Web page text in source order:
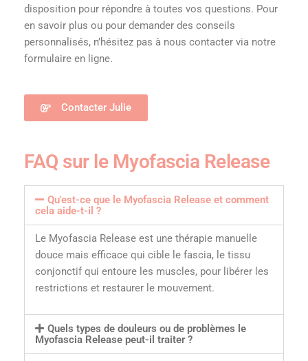
disposition pour répondre à toutes vos questions. Pour
en savoir plus ou pour demander des conseils
personnalisés, n’hésitez pas à nous contacter via notre
formulaire en ligne.
Contacter Julie
FAQ sur le Myofascia Release
Qu'est-ce que le Myofascia Release et comment
cela aide-t-il ?
Le Myofascia Release est une thérapie manuelle
douce mais efficace qui cible le fascia, le tissu
conjonctif qui entoure les muscles, pour libérer les
restrictions et restaurer le mouvement.
Quels types de douleurs ou de problèmes le
Myofascia Release peut-il traiter ?